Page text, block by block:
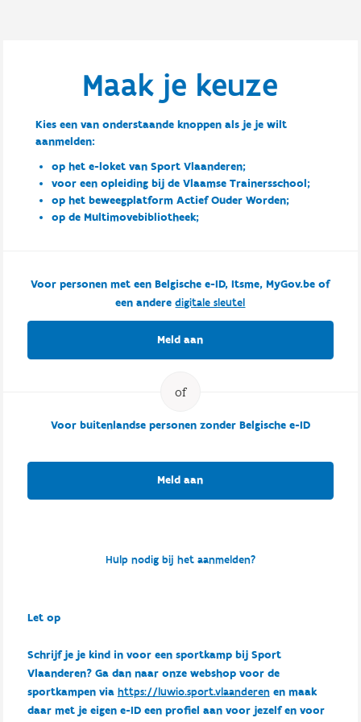
Maak je keuze
Kies een van onderstaande knoppen als je je wilt
aanmelden:
op het e-loket van Sport Vlaanderen;
voor een opleiding bij de Vlaamse Trainersschool;
op het beweegplatform Actief Ouder Worden;
op de Multimovebibliotheek;
Voor personen met een Belgische e-ID, Itsme, MyGov.be of
een anderedigitale sleutel
Meld aan
Voor buitenlandse personen zonder Belgische e-ID
Meld aan
Hulp nodig bij het aanmelden?
Let op
Schrijf je je kind in voor een sportkamp bij Sport
Vlaanderen? Ga dan naar onze webshop voor de
sportkampen via https://luwio.sport.vlaanderenen maak
daar met je eigen e-ID een profiel aan voor jezelf en voor